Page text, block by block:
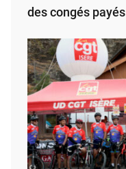
des congés payés